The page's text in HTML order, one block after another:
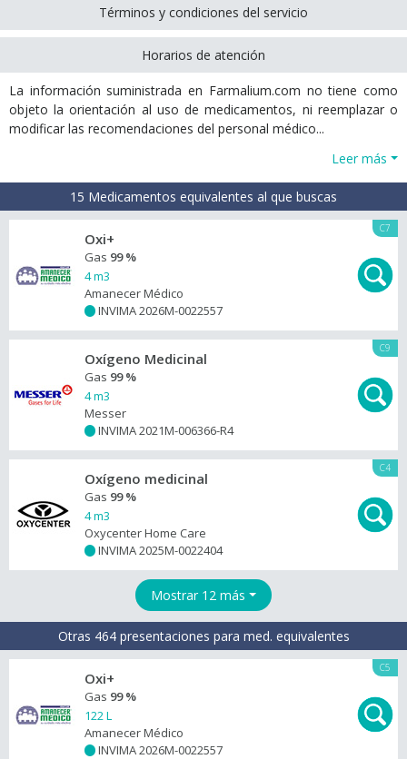
Términos y condiciones del servicio
Horarios de atención
La información suministrada en Farmalium.com no tiene como
objeto la orientación al uso de medicamentos, ni reemplazar o
modificar las recomendaciones del personal médico...
Leer más
15 Medicamentos equivalentes al que buscas
C7
Oxi+
Gas 99 %
4 m3
Amanecer Médico
INVIMA 2026M-0022557
C9
Oxígeno Medicinal
Gas 99 %
4 m3
Messer
INVIMA 2021M-006366-R4
C4
Oxígeno medicinal
Gas 99 %
4 m3
Oxycenter Home Care
INVIMA 2025M-0022404
Mostrar 12 más
Otras 464 presentaciones para med. equivalentes
C5
Oxi+
Gas 99 %
122 L
Amanecer Médico
INVIMA 2026M-0022557